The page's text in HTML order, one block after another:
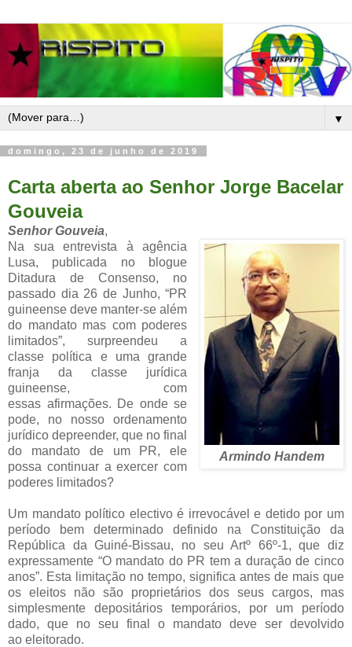
▼
domingo, 23 de junho de 2019
Carta aberta ao Senhor Jorge Bacelar
Gouveia
Senhor Gouveia,
Armindo Handem
Na sua entrevista à agência
Lusa, publicada no blogue
Ditadura de Consenso, no
passado dia 26 de Junho, “PR
guineense deve manter-se além
do mandato mas com poderes
limitados”,surpreendeu a
classe política e uma grande
franja da classe jurídica
guineense, com
essas afirmações. De onde se
pode, no nosso ordenamento
jurídico depreender, que no final
do mandato de um PR, ele
possa continuar a exercer com
poderes limitados?
Um mandato político electivo é irrevocável e detido por um
período bem determinado definido na Constituição da
República da Guiné-Bissau, no seu Artº 66º-1, que diz
expressamente “O mandato do PR tem a duração de cinco
anos”. Esta limitação no tempo, significa antes de mais que
os eleitos não são proprietários dos seus cargos, mas
simplesmente depositários temporários, por um período
dado, que no seu final o mandato deve ser devolvido
ao eleitorado.